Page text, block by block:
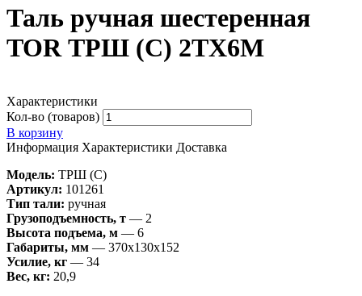
Таль ручная шестеренная
TOR ТРШ (C) 2ТХ6М
Характеристики
Кол-во (товаров)
В корзину
Информация Характеристики Доставка
Модель: ТРШ (C)
Артикул: 101261
Тип тали: ручная
Грузоподъемность, т — 2
Высота подъема, м — 6
Габариты, мм — 370х130х152
Усилие, кг — 34
Вес, кг: 20,9